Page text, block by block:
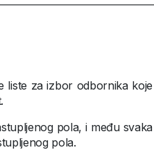
liste za izbor odbornika koje
pola, i među svaka
pola.